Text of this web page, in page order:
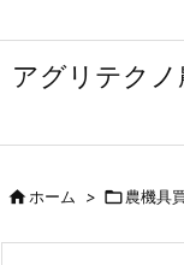
アグリテクノ
ホーム > 農機具